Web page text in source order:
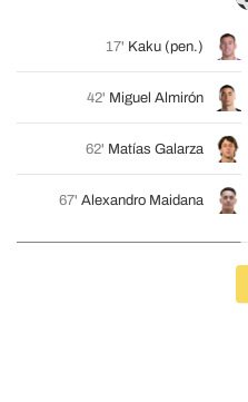
17' Kaku (pen.)
42' Miguel Almirón
62' Matías Galarza
67' Alexandro Maidana